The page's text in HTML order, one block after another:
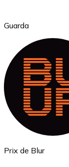
Ethereum
ETH
Guarda
Prix de Blur